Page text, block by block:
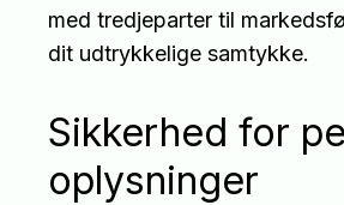
med tredjeparter til
dit udtrykkelige samtykke.
Sikkerhed for
oplysninger